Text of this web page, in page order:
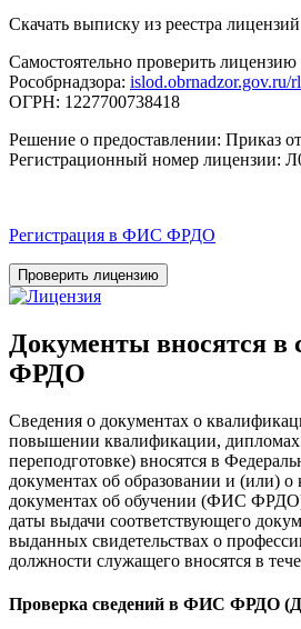
Скачать выписку из реестра
Самостоятельно проверить лицензию
Рособрнадзора: islod.obrnadzor.gov.ru/
ОГРН: 1227700738418
Решение о предоставлении: Приказ
Регистрационный номер лицензии:
Регистрация в ФИС ФРДО
Проверить лицензию
Документы вносятся
ФРДО
Сведения о документах о
повышении квалификации, дипломах
переподготовке) вносятся в
документах об образовании и (или)
документах об обучении (ФИС ФРДО)
даты выдачи соответствующего
выданных свидетельствах о
должности служащего вносятся в
Проверка сведений в ФИС ФРДО